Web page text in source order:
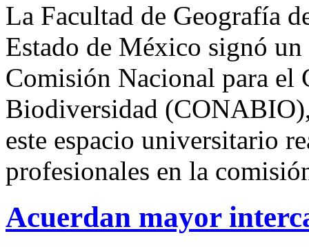
La Facultad de Geografía
Estado de México signó
Comisión Nacional para el
Biodiversidad
este espacio universitario
profesionales en la
Acuerdan mayor